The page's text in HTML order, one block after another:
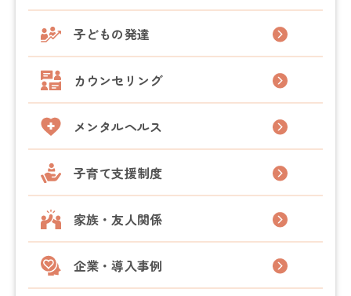
子どもの発達
カウンセリング
メンタルヘルス
子育て支援制度
家族・友人関係
企業・導入事例